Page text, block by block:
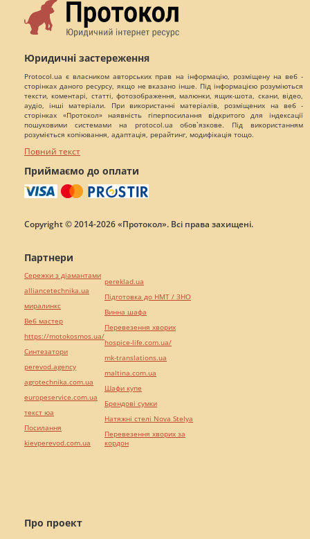
Юридичні застереження
Protocol.ua є власником авторських прав на інформацію, розміщену на веб -
сторінках даного ресурсу, якщо не вказано інше. Під інформацією розуміються
тексти, коментарі, статті, фотозображення, малюнки, ящик-шота, скани, відео,
аудіо, інші матеріали. При використанні матеріалів, розміщених на веб -
сторінках «Протокол» наявність гіперпосилання відкритого для індексації
пошуковими системами на protocol.ua обов`язкове. Під використанням
розуміється копіювання, адаптація, рерайтинг, модифікація тощо.
Повний текст
Приймаємо до оплати
Copyright © 2014-2026 «Протокол». Всі права захищені.
Про проект
Партнери
Сережки з діамантами
alliancetechnika.ua
миралинкс
Веб мастер
https://motokosmos.ua/
Синтезатори
perevod.agency
agrotechnika.com.ua
europeservice.com.ua
текст юа
Посилання
kievperevod.com.ua
pereklad.ua
Підготовка до НМТ / ЗНО
Винна шафа
Перевезення хворих
hospice-life.com.ua/
mk-translations.ua
maltina.com.ua
Шафи купе
Брендові сумки
Натяжні стелі Nova Stelya
Перевезення хворих за
кордон